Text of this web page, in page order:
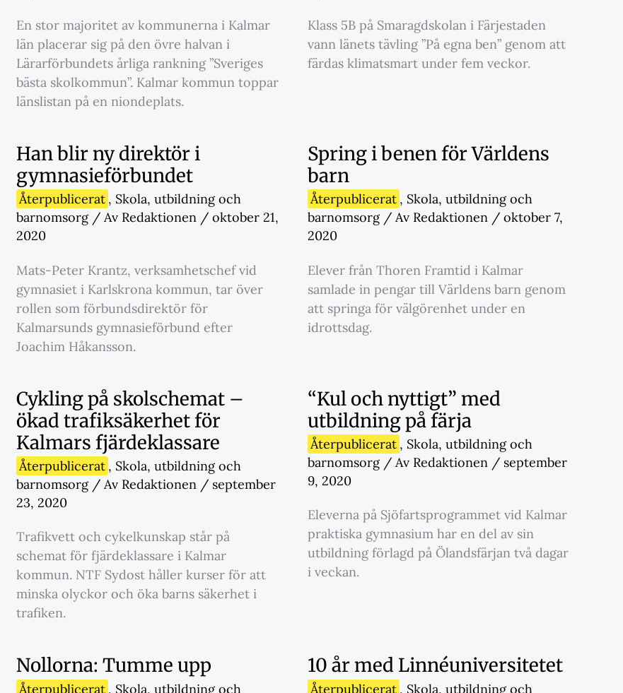
En stor majoritet av kommunerna i Kalmar
län placerar sig på den övre halvan i
Lärarförbundets årliga rankning ”Sveriges
bästa skolkommun”. Kalmar kommun toppar
länslistan på en niondeplats.
Klass 5B på Smaragdskolan i Färjestaden
vann länets tävling ”På egna ben” genom att
färdas klimatsmart under fem veckor.
Han blir ny direktör i
gymnasieförbundet
Återpublicerat , Skola, utbildning och
barnomsorg/ Av Redaktionen / oktober 21,
2020
Mats-Peter Krantz, verksamhetschef vid
gymnasiet i Karlskrona kommun, tar över
rollen som förbundsdirektör för
Kalmarsunds gymnasieförbund efter
Joachim Håkansson.
Spring i benen för Världens
barn
Återpublicerat , Skola, utbildning och
barnomsorg/ Av Redaktionen / oktober 7,
2020
Elever från Thoren Framtid i Kalmar
samlade in pengar till Världens barn genom
att springa för välgörenhet under en
idrottsdag.
Cykling på skolschemat –
ökad trafiksäkerhet för
Kalmars fjärdeklassare
Återpublicerat , Skola, utbildning och
barnomsorg/ Av Redaktionen / september
23, 2020
Trafikvett och cykelkunskap står på
schemat för fjärdeklassare i Kalmar
kommun. NTF Sydost håller kurser för att
minska olyckor och öka barns säkerhet i
trafiken.
“Kul och nyttigt” med
utbildning på färja
Återpublicerat , Skola, utbildning och
barnomsorg/ Av Redaktionen / september
9, 2020
Eleverna på Sjöfartsprogrammet vid Kalmar
praktiska gymnasium har en del av sin
utbildning förlagd på Ölandsfärjan två dagar
i veckan.
Nollorna: Tumme upp
Återpublicerat , Skola, utbildning och
10 år med Linnéuniversitetet
Återpublicerat , Skola, utbildning och